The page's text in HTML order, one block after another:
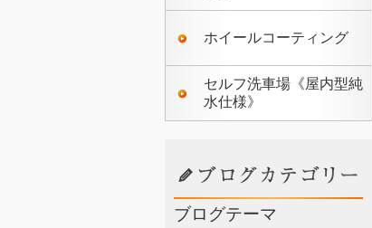
ホイールコーティング
セルフ洗車場《屋内型純
水仕様》
ブログテーマ